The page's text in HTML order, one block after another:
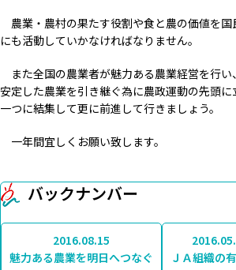
農業・農村の果たす役割や食と農の価値を
にも活動していかなければなりません。
また全国の農業者が魅力ある農業経営を行い
安定した農業を引き継ぐ為に農政運動の先頭
一つに結集して更に前進して行きましょう。
一年間宜しくお願い致します。
バックナンバー
2016.08.15
魅力ある農業を明日へつなぐ
ＪＡ組織の